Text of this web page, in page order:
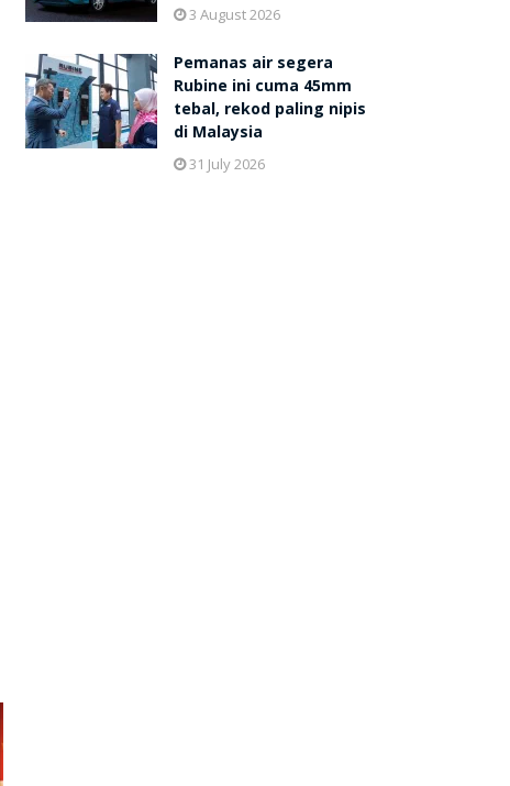
3 August 2026
Pemanas air segera
Rubine ini cuma 45mm
tebal, rekod paling nipis
di Malaysia
31 July 2026